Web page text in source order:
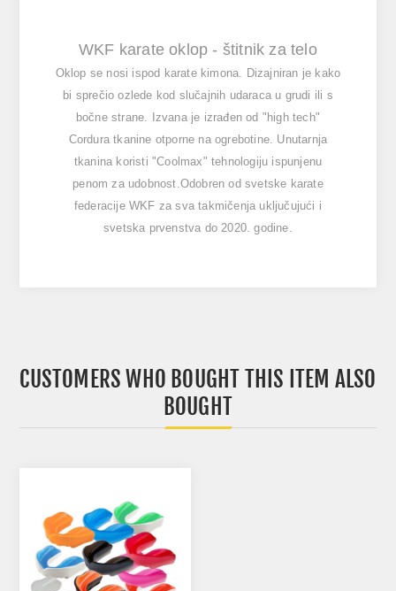
WKF karate oklop - štitnik za telo
Oklop se nosi ispod karate kimona. Dizajniran je kako
bi sprečio ozlede kod slučajnih udaraca u grudi ili s
bočne strane. Izvana je izrađen od "high tech"
Cordura tkanine otporne na ogrebotine. Unutarnja
tkanina koristi "Coolmax" tehnologiju ispunjenu
penom za udobnost.Odobren od svetske karate
federacije WKF za sva takmičenja uključujući i
svetska prvenstva do 2020. godine.
CUSTOMERS WHO BOUGHT THIS ITEM ALSO
BOUGHT